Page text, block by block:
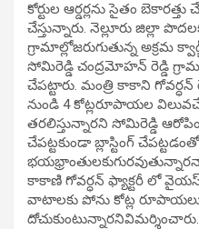
కోర్టుల ఆర్డర్లను సైతం
చేస్తున్నారు. నెల్లూరు జిల్లా
గ్రామాల్లోజరుగుతున్న
సోమిరెడ్డి చంద్రమోహన్ రెడ్డి
చేపట్టారు. మంత్రి కాకాని గోవర్ధన్
నుండి 4 కోట్లరూపాయల
తరలిస్తున్నారని సోమిరెడ్డి
చేపట్టకుండా బ్లాస్టింగ్
కాకాణి గోవర్ధన్ ఫ్యాక్టరీ లో
వాటాలకు పోను కోట్ల